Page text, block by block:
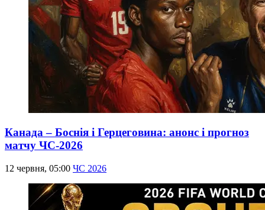
Канада – Боснія і Герцеговина: анонс і прогноз
матчу ЧС-2026
12 червня, 05:00 ЧС 2026